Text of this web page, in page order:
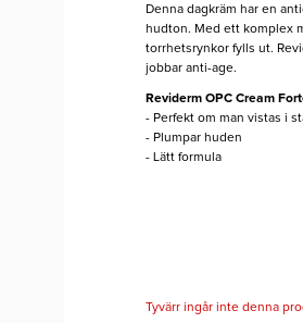
Denna dagkräm har en
hudton. Med ett komplex
torrhetsrynkor fylls ut.
jobbar anti-age.
Reviderm OPC Cream
- Perfekt om man vistas i
- Plumpar huden
- Lätt formula
Tyvärr ingår inte denna